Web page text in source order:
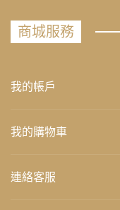
商城服務
我的帳戶
我的購物車
連絡客服